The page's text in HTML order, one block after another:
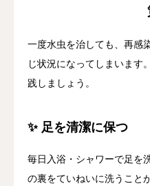
一度水虫を治しても、再感
じ状況になってしまいます
践しましょう。
✨ 足を清潔に保つ
毎日入浴・シャワーで足を
の裏をていねいに洗うこと